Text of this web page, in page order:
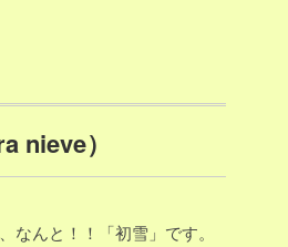
nieve）
なんと！！「初雪」です。